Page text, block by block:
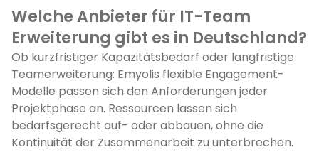
Welche Anbieter für IT-Team
Erweiterung gibt es in Deutschland?
Ob kurzfristiger Kapazitätsbedarf oder langfristige
Teamerweiterung: Emyolis flexible Engagement-
Modelle passen sich den Anforderungen jeder
Projektphase an. Ressourcen lassen sich
bedarfsgerecht auf- oder abbauen, ohne die
Kontinuität der Zusammenarbeit zu unterbrechen.